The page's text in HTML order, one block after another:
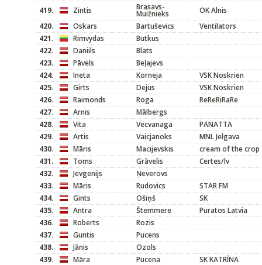
419.
Zintis Brasavs-
Muižnieks
OK Alnis
420.
Oskars Bartuševics
Ventilators
421.
Rimvydas
Butkus
422.
Daniils
Blats
423.
Pāvels
Beļajevs
424.
Ineta Korneja
VSK Noskrien
425.
Girts Dejus
VSK Noskrien
426.
Raimonds Roga
ReReRiRaRe
427.
Arnis
Mālbergs
428.
Vita Vecvanaga
PANATTA
429.
Artis Vaicjanoks
MNL Jelgava
430.
Māris Macijevskis
cream of the crop
431.
Toms Grāvelis
Certes/lv
432.
Jevgenijs
Ņeverovs
433.
Māris Rudovics
STAR FM
434.
Gints Ošiņš
SK
435.
Antra Štemmere
Puratos Latvia
436.
Roberts
Rozis
437.
Guntis
Pucens
438.
Jānis
Ozols
439.
Māra Pucena
SK KATRĪNA